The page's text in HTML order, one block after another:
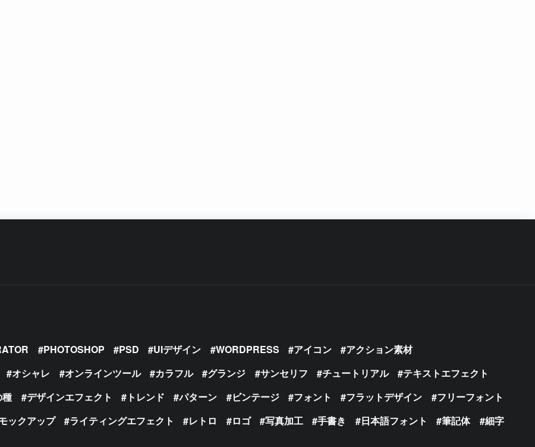
PHOTOSHOP PSD UIデザイン WORDPRESS アイコン
アクション素材
オシャレ オンラインツール カラフル グランジ サンセリフ チュートリアル
テキストエフェクト
種 デザインエフェクト トレンド パターン ビンテージ フォント フラットデザイン
フリーフォント
ックアップ ライティングエフェクト レトロ ロゴ 写真加工 手書き 日本語フォント 筆記体
細字